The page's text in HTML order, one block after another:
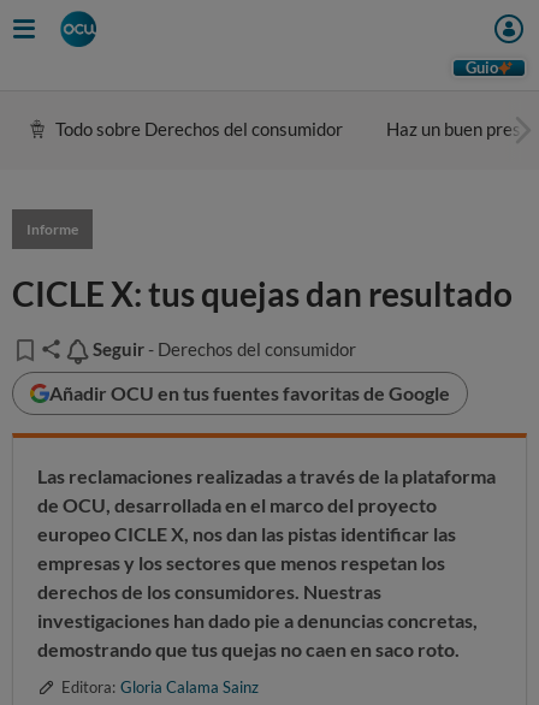
Guio
Todo sobre Derechos del consumidor Haz un buen
Informe
CICLE X: tus quejas dan resultado
Seguir
Seguir - Derechos del consumidor
Añadir OCU en tus fuentes favoritas de Google
Las reclamaciones realizadas a través de la plataforma
de OCU, desarrollada en el marco del proyecto
europeo CICLE X, nos dan las pistas identificar las
empresas y los sectores que menos respetan los
derechos de los consumidores. Nuestras
investigaciones han dado pie a denuncias concretas,
demostrando que tus quejas no caen en saco roto.
Editora: Gloria Calama Sainz